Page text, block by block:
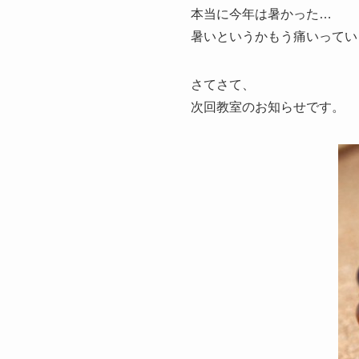
本当に今年は暑かった…
暑いというかもう痛いって
さてさて、
次回教室のお知らせです。